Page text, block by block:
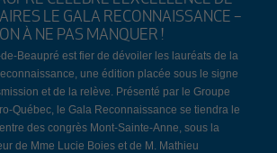
LE GALA RECONNAISSANCE –
À NE PAS MANQUER !
Beaupré est fier de dévoiler les lauréats de la
une édition placée sous le signe
et de la relève. Présenté par le Groupe
Québec, le Gala Reconnaissance se tiendra le
des congrès Mont-Sainte-Anne, sous la
de Mme Lucie Boies et de M. Mathieu